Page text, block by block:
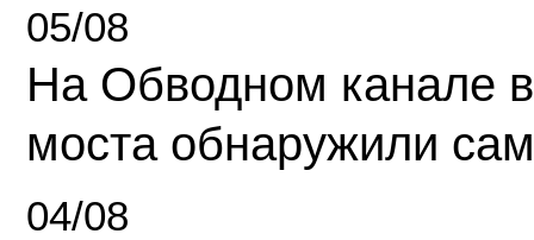
05/08
На Обводном канале
моста обнаружили
04/08